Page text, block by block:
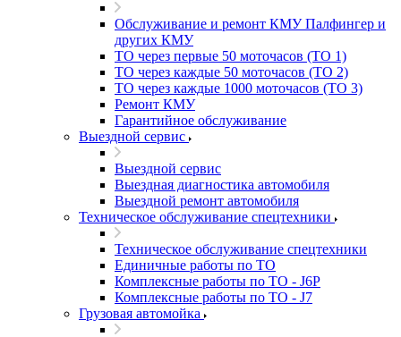
Обслуживание и ремонт КМУ Палфингер и
других КМУ
ТО через первые 50 моточасов (ТО 1)
ТО через каждые 50 моточасов (ТО 2)
ТО через каждые 1000 моточасов (ТО 3)
Ремонт КМУ
Гарантийное обслуживание
Выездной сервис
Выездной сервис
Выездная диагностика автомобиля
Выездной ремонт автомобиля
Техническое обслуживание спецтехники
Техническое обслуживание спецтехники
Единичные работы по ТО
Комплексные работы по ТО - J6P
Комплексные работы по ТО - J7
Грузовая автомойка